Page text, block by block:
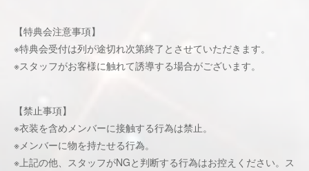
【特典会注意事項】
※特典会受付は列が途切れ次第終了とさせていただきます。
※スタッフがお客様に触れて誘導する場合がございます。
【禁止事項】
※衣装を含めメンバーに接触する行為は禁止。
※メンバーに物を持たせる行為。
※上記の他、スタッフがNGと判断する行為はお控えください。ス